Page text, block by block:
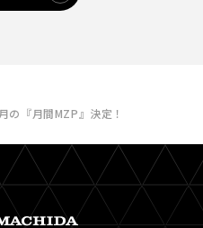
の『月間MZP』決定！